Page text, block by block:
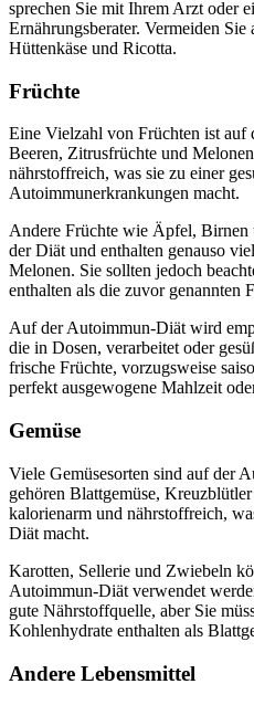
sprechen Sie mit Ihrem Arzt oder
Ernährungsberater. Vermeiden
Hüttenkäse und Ricotta.
Früchte
Eine Vielzahl von Früchten ist auf
Beeren, Zitrusfrüchte und
nährstoffreich, was sie zu einer
Autoimmunerkrankungen macht.
Andere Früchte wie Äpfel, Birnen
der Diät und enthalten genauso
Melonen. Sie sollten jedoch
enthalten als die zuvor genannten
Auf der Autoimmun-Diät wird
die in Dosen, verarbeitet oder
frische Früchte, vorzugsweise
perfekt ausgewogene Mahlzeit
Gemüse
Viele Gemüsesorten sind auf der
gehören Blattgemüse,
kalorienarm und nährstoffreich,
Diät macht.
Karotten, Sellerie und Zwiebeln
Autoimmun-Diät verwendet
gute Nährstoffquelle, aber Sie
Kohlenhydrate enthalten als
Andere Lebensmittel